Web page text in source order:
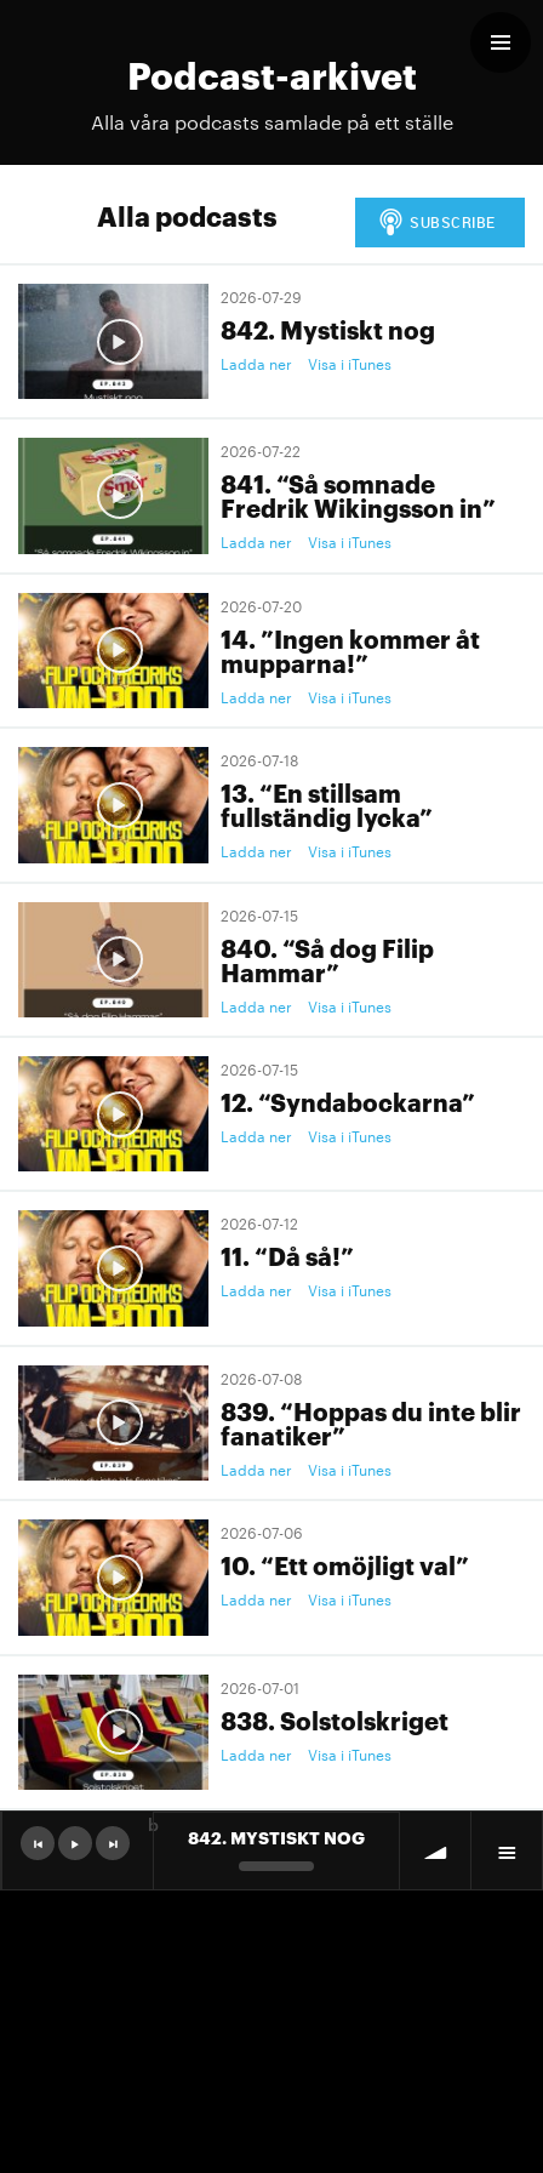
Podcast-arkivet
Alla våra podcasts samlade på ett ställe
Alla podcasts
2026-07-29
842. Mystiskt nog
Ladda ner Visa i iTunes
2026-07-22
841. “Så somnade
Fredrik Wikingsson in”
Ladda ner Visa i iTunes
2026-07-20
14. ”Ingen kommer åt
mupparna!”
Ladda ner Visa i iTunes
2026-07-18
13. “En stillsam
fullständig lycka”
Ladda ner Visa i iTunes
2026-07-15
840. “Så dog Filip
Hammar”
Ladda ner Visa i iTunes
2026-07-15
12. “Syndabockarna”
Ladda ner Visa i iTunes
2026-07-12
11. “Då så!”
Ladda ner Visa i iTunes
2026-07-08
839. “Hoppas du inte blir
fanatiker”
Ladda ner Visa i iTunes
2026-07-06
10. “Ett omöjligt val”
Ladda ner Visa i iTunes
2026-07-01
838. Solstolskriget
Ladda ner Visa i iTunes
2026-07-01
9. "Ett landslag att älska"
842. MYSTISKT NOG
b